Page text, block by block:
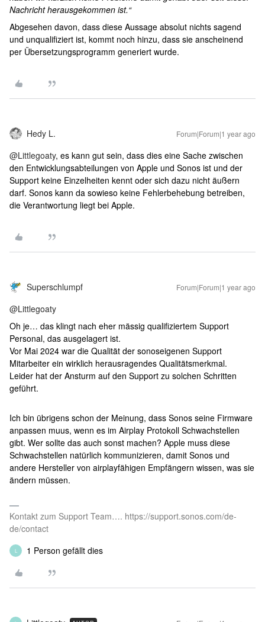
Nachricht herausgekommen ist.“
Abgesehen davon, dass diese Aussage absolut nichts sagend
und unqualifiziert ist, kommt noch hinzu, dass sie anscheinend
per Übersetzungsprogramm generiert wurde.
Hedy L. Forum|Forum|1 year ago
@Littlegoaty, es kann gut sein, dass dies eine Sache zwischen
den Entwicklungsabteilungen von Apple und Sonos ist und der
Support keine Einzelheiten kennt oder sich dazu nicht äußern
darf. Sonos kann da sowieso keine Fehlerbehebung betreiben,
die Verantwortung liegt bei Apple.
Superschlumpf Forum|Forum|1 year ago
@Littlegoaty
Oh je… das klingt nach eher mässig qualifiziertem Support
Personal, das ausgelagert ist.
Vor Mai 2024 war die Qualität der sonoseigenen Support
Mitarbeiter ein wirklich herausragendes Qualitätsmerkmal.
Leider hat der Ansturm auf den Support zu solchen Schritten
geführt.
Ich bin übrigens schon der Meinung, dass Sonos seine Firmware
anpassen muus, wenn es im Airplay Protokoll Schwachstellen
gibt. Wer sollte das auch sonst machen? Apple muss diese
Schwachstellen natürlich kommunizieren, damit Sonos und
andere Hersteller von airplayfähigen Empfängern wissen, was sie
ändern müssen.
Kontakt zum Support Team…. https://support.sonos.com/de-
de/contact
L 1 Person gefällt dies